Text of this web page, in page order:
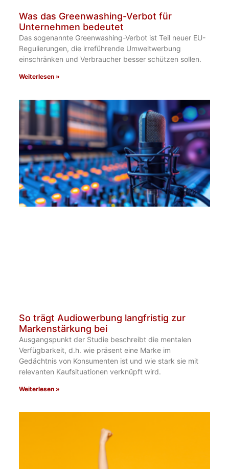
Was das Greenwashing-Verbot für
Unternehmen bedeutet
Das sogenannte Greenwashing-Verbot ist Teil neuer EU-
Regulierungen, die irreführende Umweltwerbung
einschränken und Verbraucher besser schützen sollen.
Weiterlesen »
So trägt Audiowerbung langfristig zur
Markenstärkung bei
Ausgangspunkt der Studie beschreibt die mentalen
Verfügbarkeit, d.h. wie präsent eine Marke im
Gedächtnis von Konsumenten ist und wie stark sie mit
relevanten Kaufsituationen verknüpft wird.
Weiterlesen »